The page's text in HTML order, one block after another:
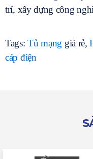
trí, xây dựng công
Tags:Tủ mạng giá rẻ,
cáp điện